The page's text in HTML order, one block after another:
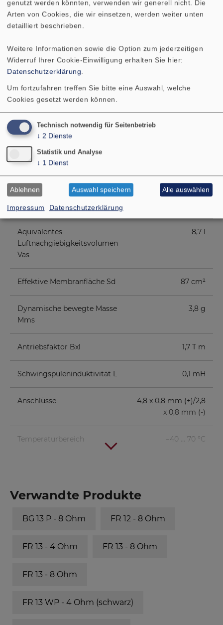
Schwingspulendurchmesser 20 mm
Schallwandöffnung
Gewicht netto
Gleichstromwiderstand Rdc
Mechanischer Q-Faktor Qms
Elektrischer Q-Faktor Qes 2,8
Gesamt-Q-Faktor Qts
Äquivalentes
Luftnachgiebigkeitsvolumen
Vas
8,7 l
Effektive Membranfläche Sd 87 cm²
Dynamische bewegte Masse
Mms
3,8 g
Antriebsfaktor Bxl 1,7 T m
Schwingspuleninduktivität L 0,1 mH
Anschlüsse
4,8 x 0,8 mm (+)/2,8
x 0,8 mm (-)
Temperaturbereich −40 ... 70 °C
Verwandte Produkte
BG 13 P - 8 Ohm FR 12 - 8 Ohm
FR 13 - 4 Ohm FR 13 - 8 Ohm
FR 13 - 8 Ohm
FR 13 WP - 4 Ohm (schwarz)
genutzt werden könnten, verwenden wir generell nicht. Die
Arten von Cookies, die wir einsetzen, werden weiter unten
detailliert beschrieben.
Weitere Informationen sowie die Option zum jederzeitigen
Widerruf Ihrer Cookie-Einwilligung erhalten Sie hier:
Datenschutzerklärung.
Um fortzufahren treffen Sie bitte eine Auswahl, welche
Cookies gesetzt werden können.
Impressum Datenschutzerklärung
Technisch notwendig für Seitenbetrieb
↓ 2 Dienste
Statistik und Analyse
↓ 1 Dienst
Ablehnen Auswahl speichern Alle auswählen